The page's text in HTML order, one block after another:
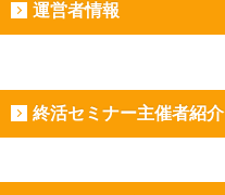
運営者情報
終活セミナー主催者紹介